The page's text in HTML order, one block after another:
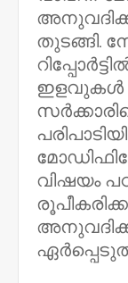
തുടങ്ങി.
ഇളവുകൾ
വിഷയം